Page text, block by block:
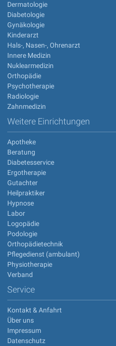
Dermatologie
Diabetologie
Gynäkologie
Kinderarzt
Hals-, Nasen-, Ohrenarzt
Innere Medizin
Nuklearmedizin
Orthopädie
Psychotherapie
Radiologie
Zahnmedizin
Weitere Einrichtungen
Apotheke
Beratung
Diabetesservice
Ergotherapie
Gutachter
Heilpraktiker
Hypnose
Labor
Logopädie
Podologie
Orthopädietechnik
Pflegedienst (ambulant)
Physiotherapie
Verband
Service
Kontakt & Anfahrt
Über uns
Impressum
Datenschutz